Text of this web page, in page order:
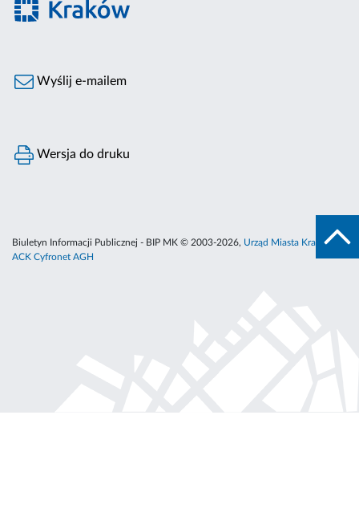
Wyślij e-mailem
Wersja do druku
Biuletyn Informacji Publicznej - BIP MK © 2003-2026, Urząd Miasta Krakowa
ACK Cyfronet AGH